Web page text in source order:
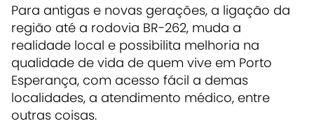
Para antigas e novas gerações, a ligação da
região até a rodovia BR-262, muda a
realidade local e possibilita melhoria na
qualidade de vida de quem vive em Porto
Esperança, com acesso fácil a demas
localidades, a atendimento médico, entre
outras coisas.